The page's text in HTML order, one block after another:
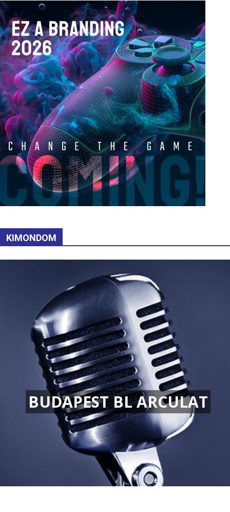
KIMONDOM
BUDAPEST BL ARCULAT